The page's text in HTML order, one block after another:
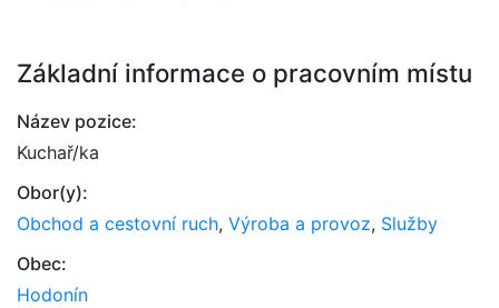
Základní informace o pracovním místu
Název pozice:
Kuchař/ka
Obor(y):
Obchod a cestovní ruch, Výroba a provoz, Služby
Obec:
Hodonín